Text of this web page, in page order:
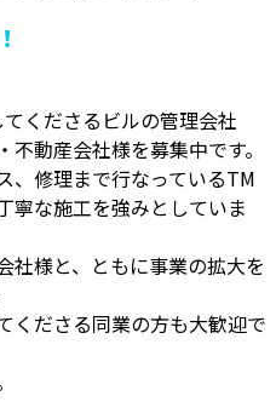
くださるビルの管理会社
動産会社様を募集中です。
、修理まで行なっているTM
寧な施工を強みとしていま
社様と、ともに事業の拡大を
くださる同業の方も大歓迎で